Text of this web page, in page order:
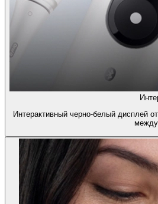
Интерактивный черно-белый дисплей